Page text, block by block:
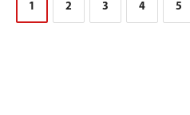
1 2 3 4 5